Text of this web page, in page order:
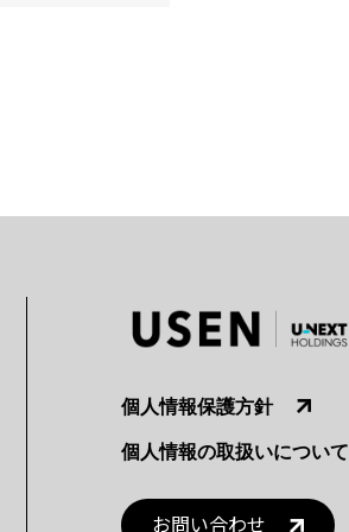
個人情報保護方針
個人情報の取扱いについて
お問い合わせ